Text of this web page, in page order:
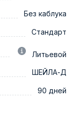
Без каблука
Стандарт
Литьевой
ШЕЙЛА-Д
90 дней